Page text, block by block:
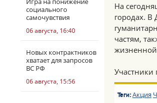
социального
самочувствия
06 августа, 16:40
Новых контрактников
хватает для запросов
ВС РФ
06 августа, 15:56
На
городах. В
частям,
Участники
Теги:Акция